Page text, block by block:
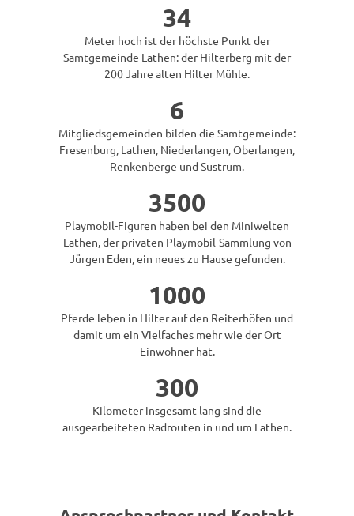
34
Meter hoch ist der höchste Punkt der
Samtgemeinde Lathen: der Hilterberg mit der
200 Jahre alten Hilter Mühle.
6
Mitgliedsgemeinden bilden die Samtgemeinde:
Fresenburg, Lathen, Niederlangen, Oberlangen,
Renkenberge und Sustrum.
3500
Playmobil-Figuren haben bei den Miniwelten
Lathen, der privaten Playmobil-Sammlung von
Jürgen Eden, ein neues zu Hause gefunden.
1000
Pferde leben in Hilter auf den Reiterhöfen und
damit um ein Vielfaches mehr wie der Ort
Einwohner hat.
300
Kilometer insgesamt lang sind die
ausgearbeiteten Radrouten in und um Lathen.